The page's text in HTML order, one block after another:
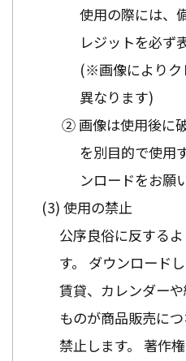
使用の際には、
レジットを必ず
(※画像によりク
異なります)
② 画像は使用後に
を別目的で使用
ンロードをお願
使用の禁止
公序良俗に反する
す。 ダウンロード
賃貸、カレンダー
ものが商品販売に
禁止します。 著作